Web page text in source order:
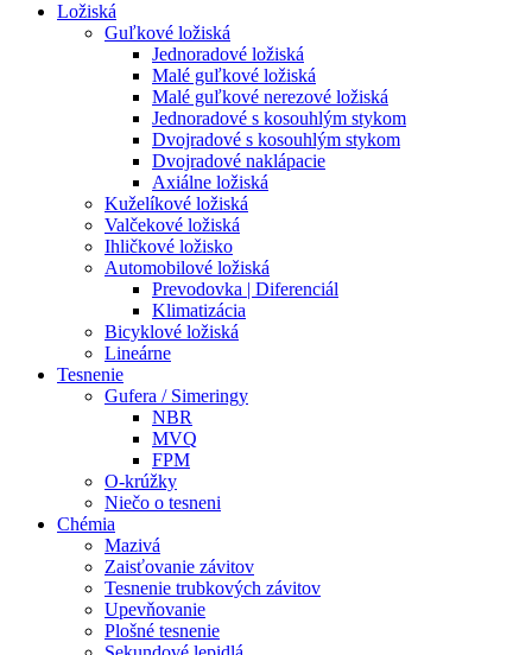
Ložiská
Guľkové ložiská
Jednoradové ložiská
Malé guľkové ložiská
Malé guľkové nerezové ložiská
Jednoradové s kosouhlým stykom
Dvojradové s kosouhlým stykom
Dvojradové naklápacie
Axiálne ložiská
Kuželíkové ložiská
Valčekové ložiská
Ihličkové ložisko
Automobilové ložiská
Prevodovka | Diferenciál
Klimatizácia
Bicyklové ložiská
Lineárne
Tesnenie
Gufera / Simeringy
NBR
MVQ
FPM
O-krúžky
Niečo o tesneni
Chémia
Mazivá
Zaisťovanie závitov
Tesnenie trubkových závitov
Upevňovanie
Plošné tesnenie